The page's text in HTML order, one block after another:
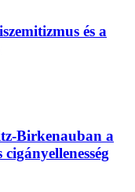
és a
Birkenauban a